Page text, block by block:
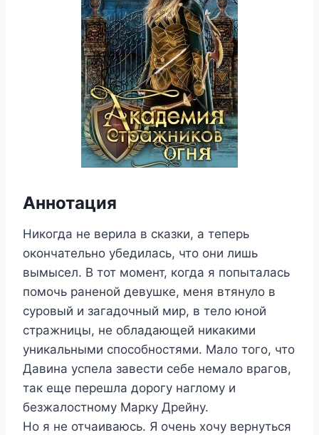
Аннотация
Никогда не верила в сказки, а теперь
окончательно убедилась, что они лишь
вымысел. В тот момент, когда я попыталась
помочь раненой девушке, меня втянуло в
суровый и загадочный мир, в тело юной
стражницы, не обладающей никакими
уникальными способностями. Мало того, что
Давина успела завести себе немало врагов,
так еще перешла дорогу наглому и
безжалостному Марку Дрейну.
Но я не отчаиваюсь. Я очень хочу вернуться